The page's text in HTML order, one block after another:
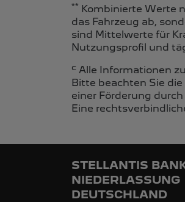
** Kombinierte Werte
das Fahrzeug ab,
sind Mittelwerte für
Nutzungsprofil und
c Alle Informationen
Bitte beachten Sie
einer Förderung
Eine
STELLANTIS
NIEDERLASSUNG
DEUTSCHLAND